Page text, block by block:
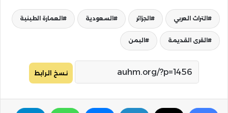
التراث العربي الجزائر السعودية العمارة الطينية
القرى القديمة اليمن
نسخ الرابط